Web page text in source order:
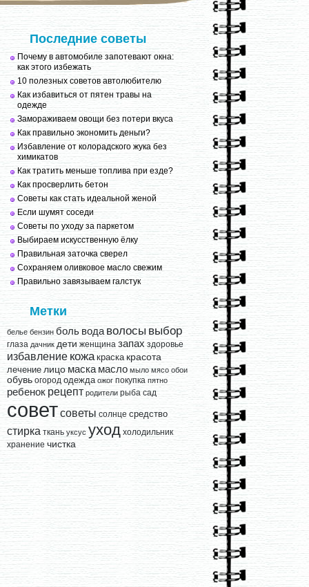
Последние советы
Почему в автомобиле запотевают окна:
как этого избежать
10 полезных советов автолюбителю
Как избавиться от пятен травы на
одежде
Замораживаем овощи без потери вкуса
Как правильно экономить деньги?
Избавление от колорадского жука без
химикатов
Как тратить меньше топлива при езде?
Как просверлить бетон
Советы как стать идеальной женой
Если шумят соседи
Советы по уходу за паркетом
Выбираем искусственную ёлку
Правильная заточка сверел
Сохраняем оливковое масло свежим
Правильно завязываем галстук
Метки
белье бензин боль вода волосы выбор
глаза дачник дети женщина запах здоровье
избавление кожа краска красота
лечение лицо маска масло мыло мясо обои
обувь огород одежда ожог покупка пятно
ребенок рецепт родители рыба сад
советсоветы солнце средство
стирка ткань уксус уход холодильник
хранение чистка